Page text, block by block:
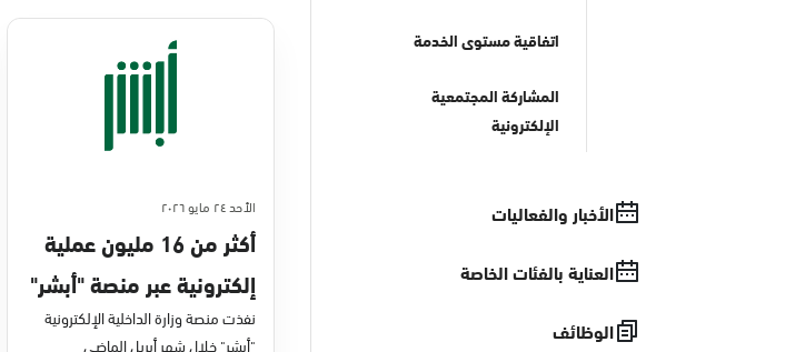
اتفاقية مستوى الخدمة
المشاركة المجتمعية
الإلكترونية
الأخبار والفعاليات
العناية بالفئات الخاصة
الوظائف
الأحد ٢٤ مايو ٢٠٢٦
أكثر من 16 مليون عملية
إلكترونية عبر منصة "أبشر"
في أبريل 2026م
نفذت منصة وزارة الداخلية الإلكترونية
"أبشر" خلال شهر أبريل الماضي